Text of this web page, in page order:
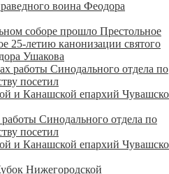
соборе прошло Престольное
25-летию канонизации святого
Ушакова
Синодального отдела по
посетил
и Канашской епархий